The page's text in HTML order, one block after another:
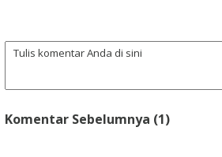
Komentar Sebelumnya (1)